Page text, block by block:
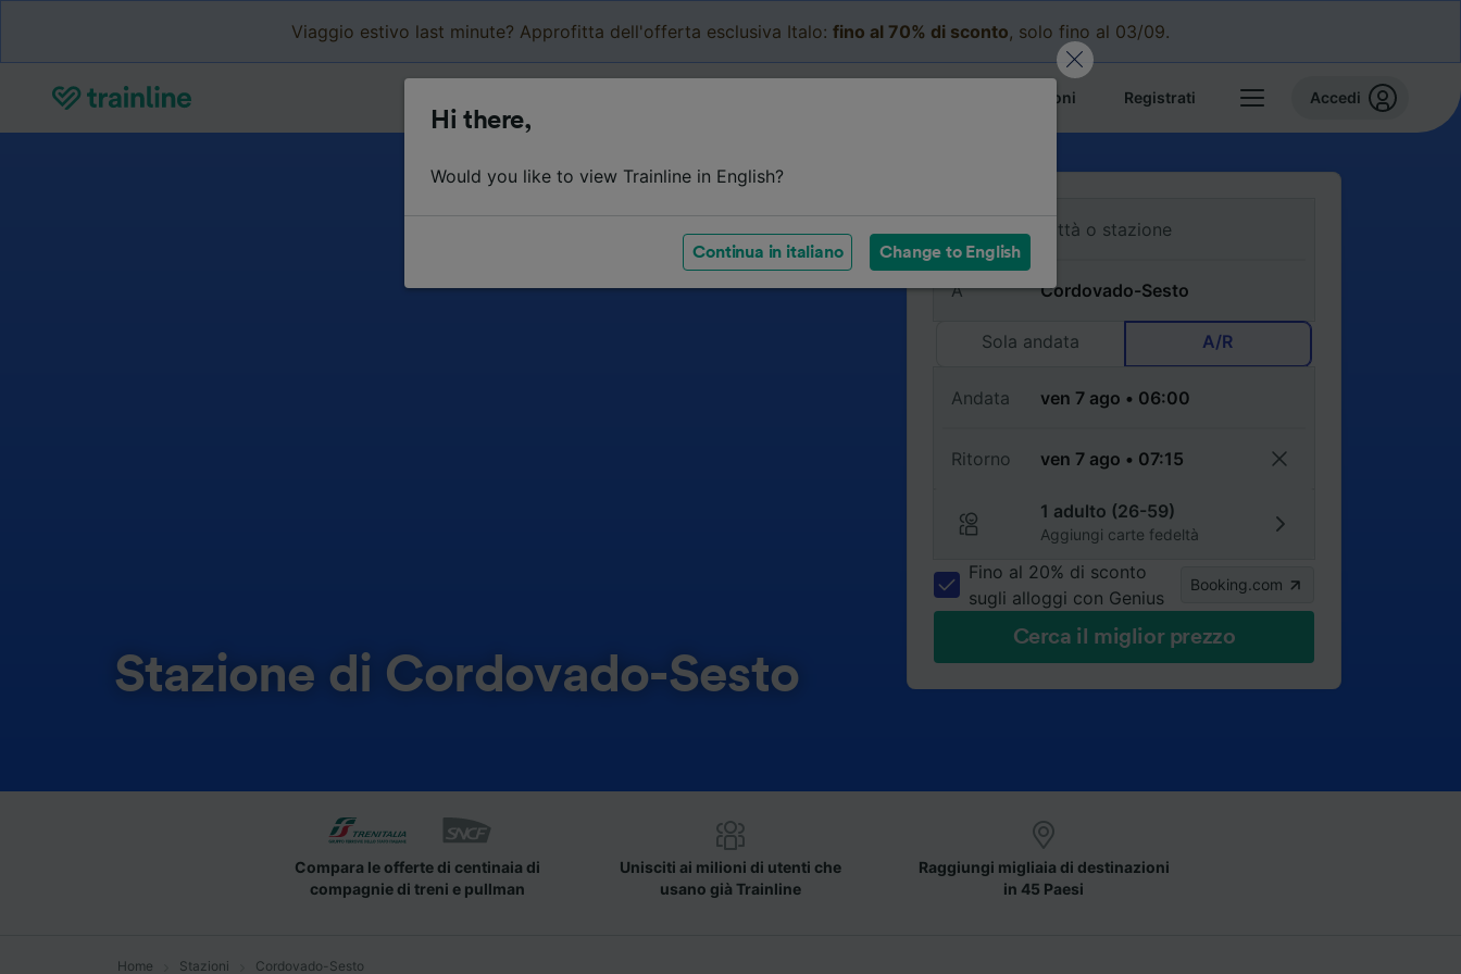
Viaggio estivo last minute? Approfitta dell'offerta esclusiva Italo: fino al 70% di sconto, solo fino al 03/09.
Le mie prenotazioni Registrati Accedi
Stazione di Cordovado-Sesto
Da
A
Sola andata A/R
Andata
Ritorno
1 adulto (26-59)
Aggiungi carte fedeltà
Fino al 20% di sconto
sugli alloggi con Genius
Booking.com
Cerca il miglior prezzo
Compara le offerte di centinaia di
compagnie di treni e pullman
Unisciti ai milioni di utenti che
usano già Trainline
Raggiungi migliaia di destinazioni
in 45 Paesi
Home Stazioni Cordovado-Sesto
Hi there,
Would you like to view Trainline in English?
Continua in italiano Change to English